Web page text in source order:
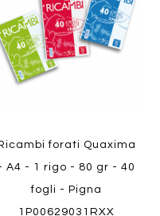
preferiti
forati Quaxima
A4 - 1 rigo - 80 gr - 40
fogli - Pigna
1P00629031RXX